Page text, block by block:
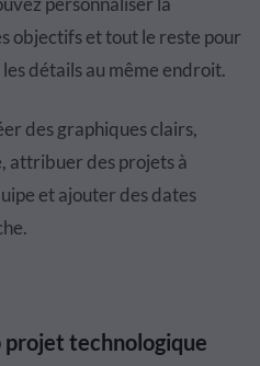
objectifs et tout le reste pour
détails au même endroit.
des graphiques clairs,
attribuer des projets à
et ajouter des dates
projet technologique